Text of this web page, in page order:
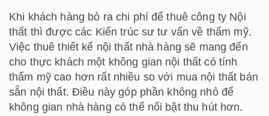
Khi khách hàng bỏ ra chi phí để thuê công ty Nội
thất thì được các Kiến trúc sư tư vấn về thẩm mỹ.
Việc thuê thiết kế nội thất nhà hàng sẽ mang đến
cho thực khách một không gian nội thất có tính
thẩm mỹ cao hơn rất nhiều so với mua nội thất bán
sẵn nội thất. Điều này góp phần không nhỏ để
không gian nhà hàng có thể nổi bật thu hút hơn.